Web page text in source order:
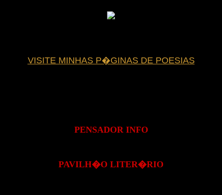
VISITE MINHAS P�GINAS DE POESIAS
PENSADOR INFO
PAVILH�O LITER�RIO